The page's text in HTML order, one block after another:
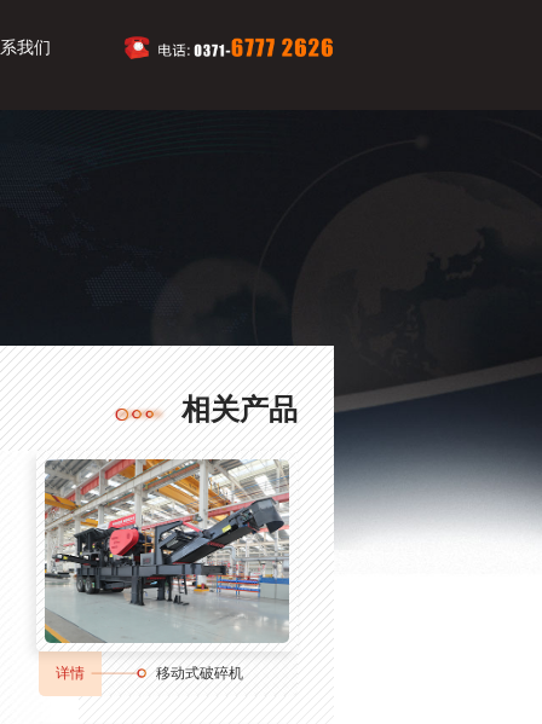
我们
相关产品
详情 移动式破碎机